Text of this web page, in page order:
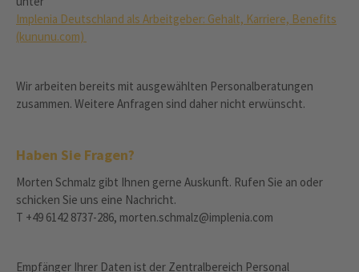
Implenia Deutschland als Arbeitgeber: Gehalt, Karriere, Benefits
(kununu.com)
Wir arbeiten bereits mit ausgewählten Personalberatungen
zusammen. Weitere Anfragen sind daher nicht erwünscht.
Haben Sie Fragen?
Morten Schmalz gibt Ihnen gerne Auskunft. Rufen Sie an oder
schicken Sie uns eine Nachricht.
T +49 6142 8737-286, morten.schmalz@implenia.com
Empfänger Ihrer Daten ist der Zentralbereich Personal